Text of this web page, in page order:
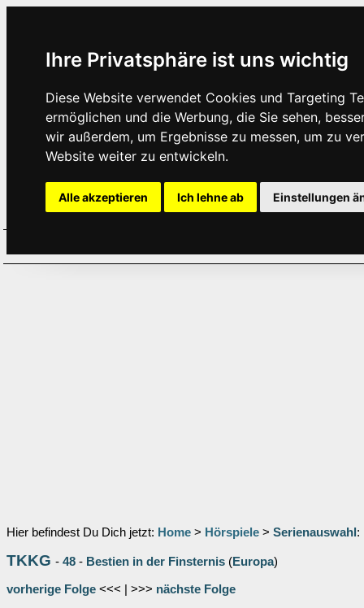
Ihre Privatsphäre ist uns wichtig
Diese Website verwendet Cookies und Targeting
ermöglichen und die Werbung, die Sie sehen,
wir außerdem, um Ergebnisse zu messen, um zu
Website weiter zu entwickeln.
Alle akzeptieren Ich lehne ab Einstellungen
Hier befindest Du Dich jetzt: Home > Hörspiele > Serienauswahl :
TKKG - 48 - Bestien in der Finsternis (Europa)
vorherige Folge <<< | >>> nächste Folge